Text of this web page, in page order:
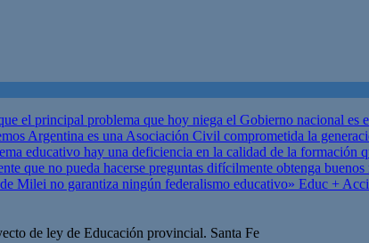
el principal problema que hoy niega el Gobierno nacional
Argentina es una Asociación Civil comprometida la
educativo hay una deficiencia en la calidad de la formación
que no pueda hacerse preguntas difícilmente obtenga
Milei no garantiza ningún federalismo educativo» Educ +
de ley de Educación provincial. Santa Fe